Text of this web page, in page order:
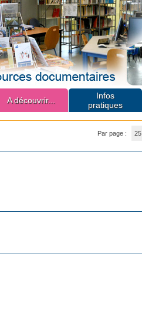
A découvrir...
Infos
pratiques
Par page : 25